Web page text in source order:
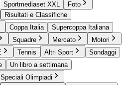
Sportmediaset XXL
Foto
Risultati e Classifiche
Coppa Italia
Supercoppa Italiana
Squadre Mercato
Motori
Tennis Altri Sport
Sondaggi
Un libro a settimana
Speciali Olimpiadi